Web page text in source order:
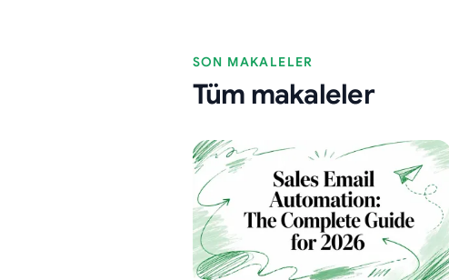
SON MAKALELER
Tüm makaleler